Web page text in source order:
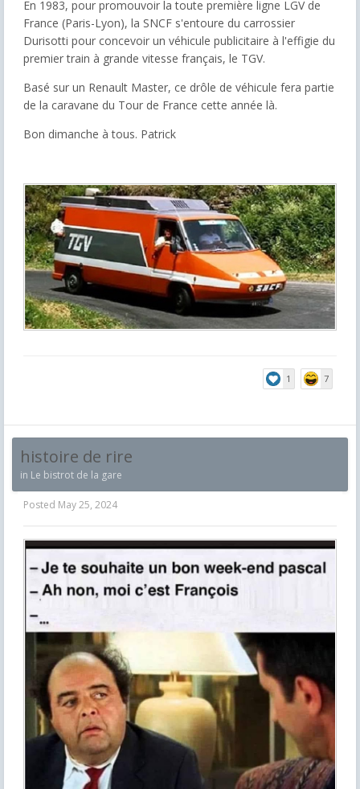
En 1983, pour promouvoir la toute première ligne LGV de
France (Paris-Lyon), la SNCF s'entoure du carrossier
Durisotti pour concevoir un véhicule publicitaire à l'effigie du
premier train à grande vitesse français, le TGV.
Basé sur un Renault Master, ce drôle de véhicule fera partie
de la caravane du Tour de France cette année là.
Bon dimanche à tous. Patrick
1 7
histoire de rire
in Le bistrot de la gare
Posted May 25, 2024